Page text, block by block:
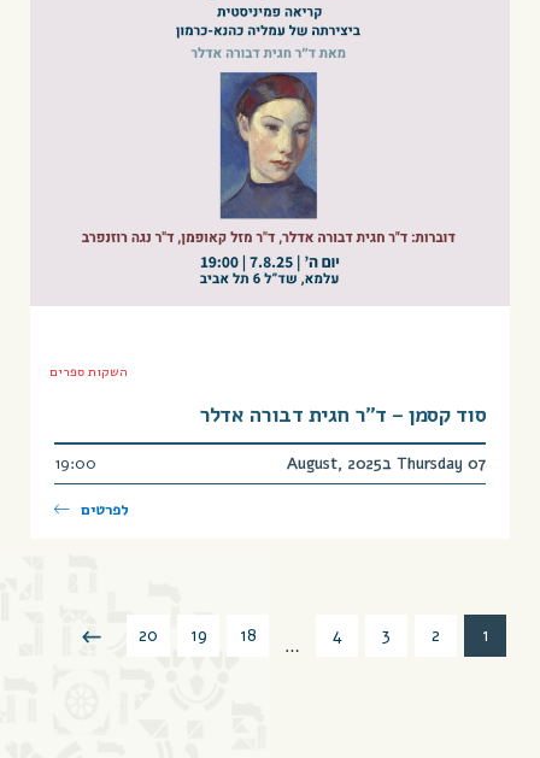
השקות ספרים
סוד קסמן – ד”ר חגית דבורה אדלר
Thursday 07 בAugust, 2025 19:00
לפרטים
1
2
3
4
…
18
19
20